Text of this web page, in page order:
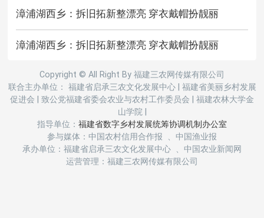
漳浦湖西乡：拆旧拓新整漂亮 穿衣戴帽扮靓丽
漳浦湖西乡：拆旧拓新整漂亮 穿衣戴帽扮靓丽
Copyright © All Right By 福建三农网传媒有限公司
联合主办单位： 福建省启承三农文化发展中心
福建省美丽乡村发展
促进会
致公党福建省委会农业与农村工作委员会
福建农林大学金
山学院
指导单位： 福建省数字乡村发展统筹协调机制办公室
参与媒体：中国农村信用合作报 、中国渔业报
承办单位：福建省启承三农文化发展中心 、中国农业新闻网
运营管理：福建三农网传媒有限公司